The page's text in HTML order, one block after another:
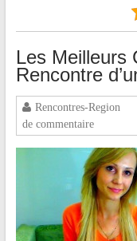
Les Meilleurs
Rencontre
Rencontres-Region
de commentaire